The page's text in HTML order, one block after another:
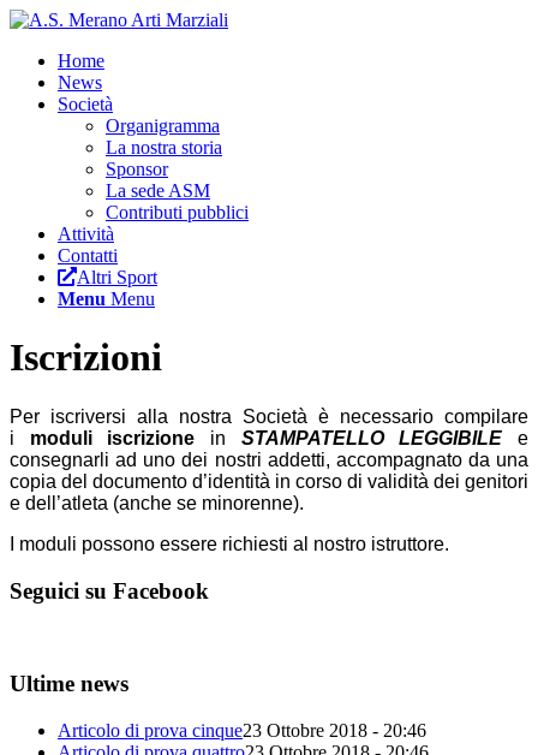
Home
News
Società
Organigramma
La nostra storia
Sponsor
La sede ASM
Contributi pubblici
Attività
Contatti
Altri Sport
Menu Menu
Iscrizioni
Per iscriversi alla nostra Società è necessario compilare
i
moduli iscrizione in STAMPATELLO LEGGIBILE e
consegnarli ad uno dei nostri addetti, accompagnato da una
copia del documento d’identità in corso di validità dei genitori
e dell’atleta (anche se minorenne).
I moduli possono essere richiesti al nostro istruttore.
Seguici su Facebook
Ultime news
Articolo di prova cinque23 Ottobre 2018 - 20:46